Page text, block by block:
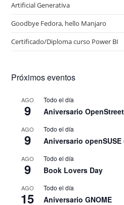
Artificial Generativa
Goodbye Fedora, hello Manjaro
Certificado/Diploma curso Power BI
Próximos eventos
AGO
9
Todo el día
Aniversario
AGO
9
Todo el día
Aniversario
AGO
9
Todo el día
Book Lovers Day
AGO
15
Todo el día
Aniversario GNOME